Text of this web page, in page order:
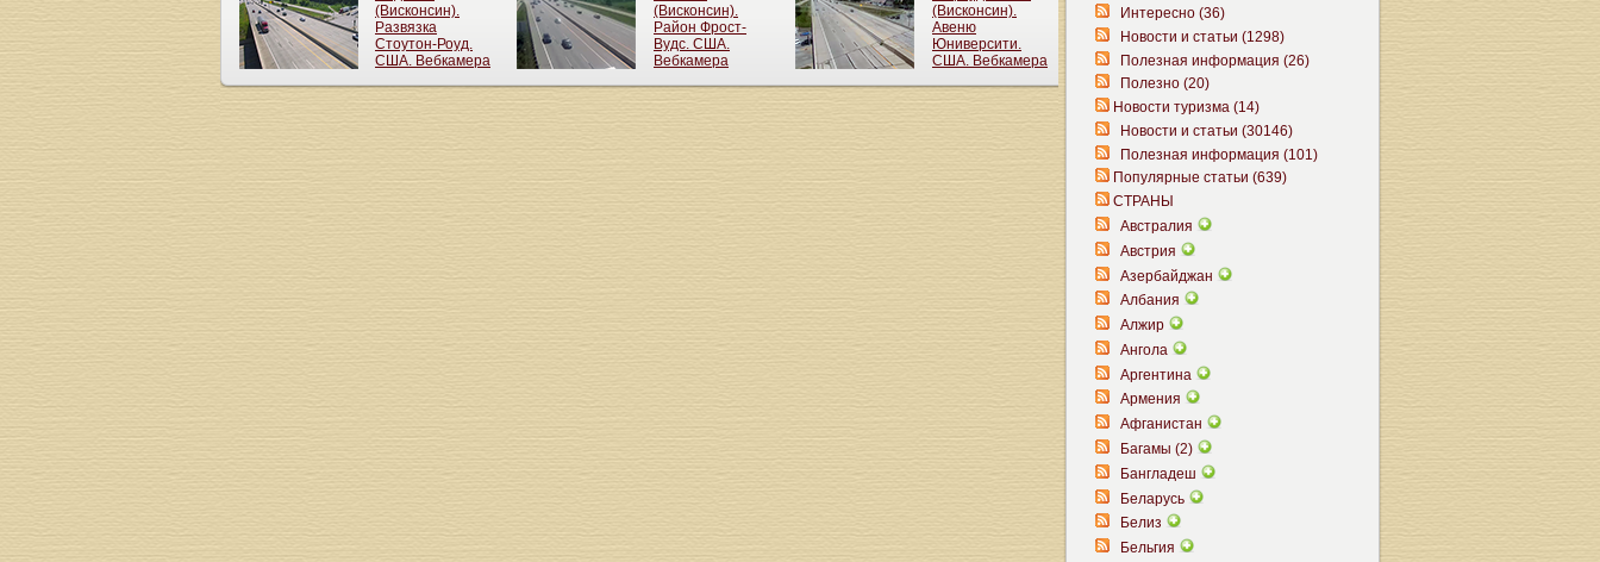
Интересно (36)
Новости и статьи (1298)
Полезная информация (26)
Полезно (20)
Новости туризма (14)
Новости и статьи (30146)
Полезная информация (101)
Популярные статьи (639)
СТРАНЫ
Австралия
Австрия
Азербайджан
Албания
Алжир
Ангола
Аргентина
Армения
Афганистан
Багамы (2)
Бангладеш
Беларусь
Белиз
Бельгия